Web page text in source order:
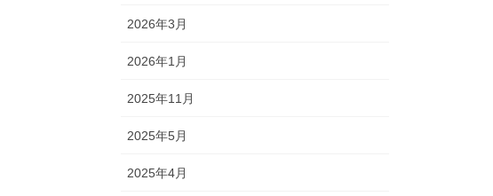
2026年3月
2026年1月
2025年11月
2025年5月
2025年4月